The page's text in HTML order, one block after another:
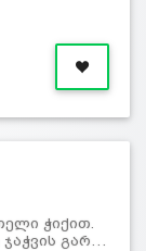
ჭიქით.
ჯაჭვის გარ…